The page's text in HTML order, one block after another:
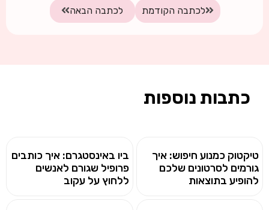
לכתבה הקודמת לכתבה הבאה
כתבות נוספות
טיקטוק כמנוע חיפוש: איך
גורמים לסרטונים שלכם
להופיע בתוצאות
ביו באינסטגרם: איך כותבים
פרופיל שגורם לאנשים
ללחוץ על עקוב